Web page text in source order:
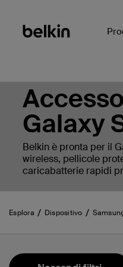
Galaxy
Belkin è pronta per il
wireless, pellicole
caricabatterie rapidi
Esplora Dispositivo